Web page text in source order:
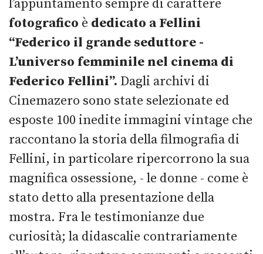
l’appuntamento sempre di carattere
fotografico è dedicato a Fellini
“Federico il grande seduttore -
L’universo femminile nel cinema di
Federico Fellini”. Dagli archivi di
Cinemazero sono state selezionate ed
esposte 100 inedite immagini vintage che
raccontano la storia della filmografia di
Fellini, in particolare ripercorrono la sua
magnifica ossessione, - le donne - come è
stato detto alla presentazione della
mostra. Fra le testimonianze due
curiosità; la didascalie contrariamente